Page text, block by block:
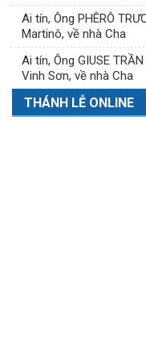
Ai tín, Ông PHÊRÔ
Martinô, về nhà Cha
Ai tín, Ông GIUSE
Vinh Sơn, về nhà Cha
THÁNH LỄ ONLINE